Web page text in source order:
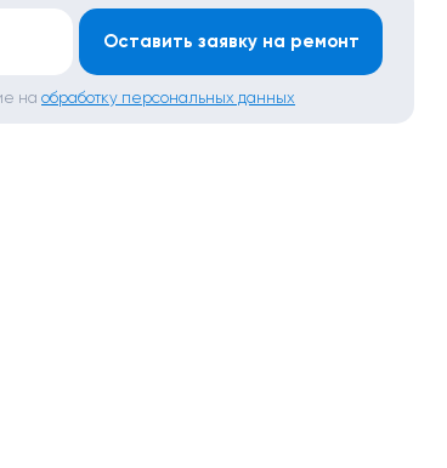
Оставить заявку на ремонт
на обработку персональных данных